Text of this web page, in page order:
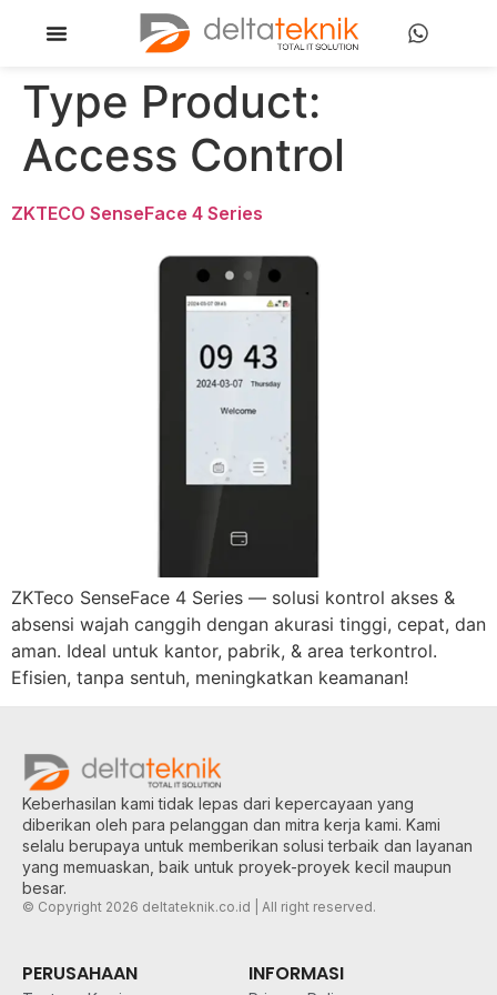
Type Product:
Access Control
ZKTECO SenseFace 4 Series
ZKTeco SenseFace 4 Series — solusi kontrol akses &
absensi wajah canggih dengan akurasi tinggi, cepat, dan
aman. Ideal untuk kantor, pabrik, & area terkontrol.
Efisien, tanpa sentuh, meningkatkan keamanan!
Keberhasilan kami tidak lepas dari kepercayaan yang
diberikan oleh para pelanggan dan mitra kerja kami. Kami
selalu berupaya untuk memberikan solusi terbaik dan layanan
yang memuaskan, baik untuk proyek-proyek kecil maupun
besar.
© Copyright 2026 deltateknik.co.id | All right reserved.
PERUSAHAAN INFORMASI